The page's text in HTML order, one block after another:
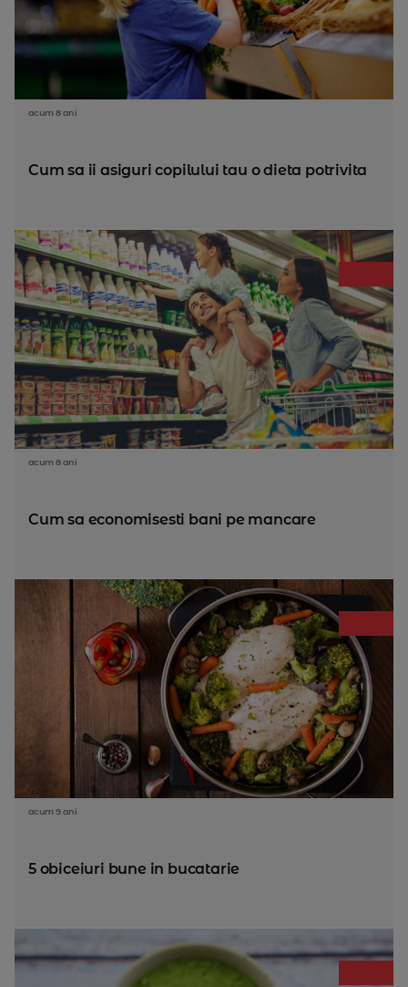
acum 8 ani
Cum sa ii asiguri copilului tau o dieta potrivita
acum 8 ani
Cum sa economisesti bani pe mancare
acum 9 ani
5 obiceiuri bune in bucatarie